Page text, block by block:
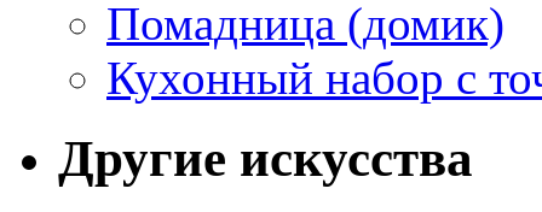
Помадница (домик)
Кухонный набор с
Другие искусства